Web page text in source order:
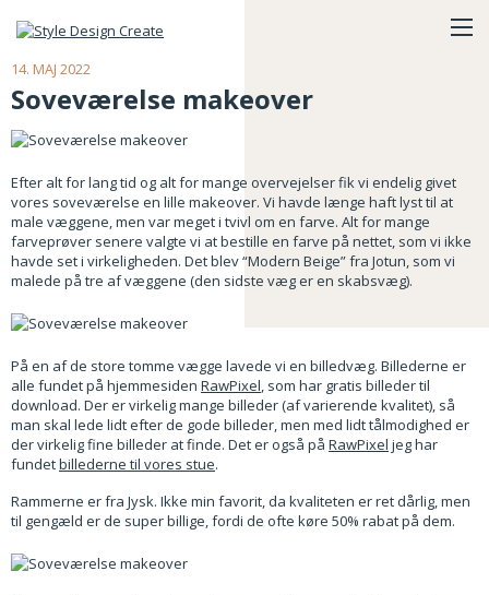
14. MAJ 2022
Soveværelse makeover
Efter alt for lang tid og alt for mange overvejelser fik vi endelig givet
vores soveværelse en lille makeover. Vi havde længe haft lyst til at
male væggene, men var meget i tvivl om en farve. Alt for mange
farveprøver senere valgte vi at bestille en farve på nettet, som vi ikke
havde set i virkeligheden. Det blev “Modern Beige” fra Jotun, som vi
malede på tre af væggene (den sidste væg er en skabsvæg).
På en af de store tomme vægge lavede vi en billedvæg. Billederne er
alle fundet på hjemmesiden RawPixel, som har gratis billeder til
download. Der er virkelig mange billeder (af varierende kvalitet), så
man skal lede lidt efter de gode billeder, men med lidt tålmodighed er
der virkelig fine billeder at finde. Det er også på RawPixel jeg har
fundetbillederne til vores stue.
Rammerne er fra Jysk. Ikke min favorit, da kvaliteten er ret dårlig, men
til gengæld er de super billige, fordi de ofte køre 50% rabat på dem.